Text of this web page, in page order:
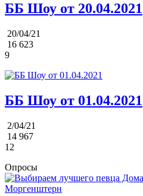
ББ Шоу от 20.04.2021
20/04/21
16 623
9
ББ Шоу от 01.04.2021
2/04/21
14 967
12
Опросы